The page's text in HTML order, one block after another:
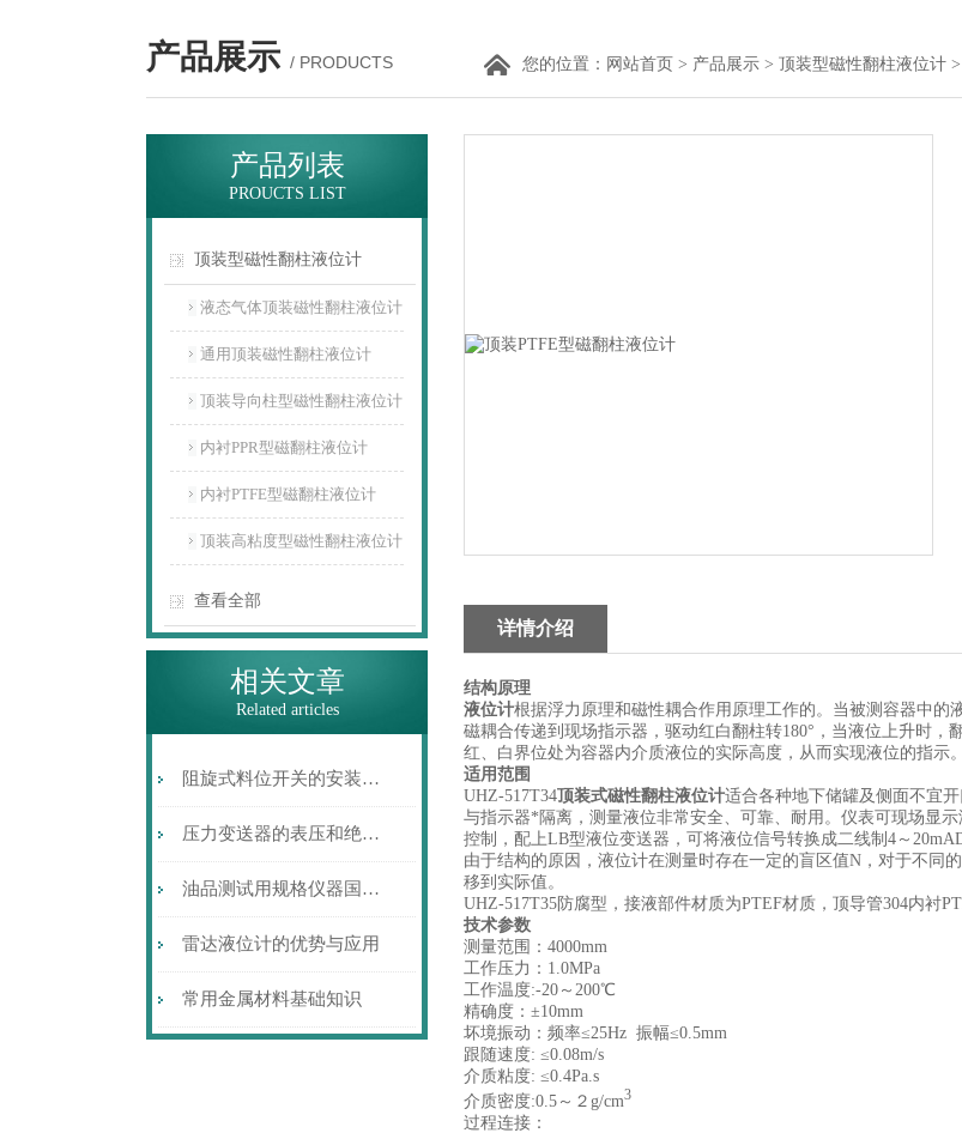
产品展示 / PRODUCTS 您的位置： 网站首页 > 产品展示 > 顶装型磁性翻柱液位计 >
产品列表
PROUCTS LIST
顶装型磁性翻柱液位计
液态气体顶装磁性翻柱液位计
通用顶装磁性翻柱液位计
顶装导向柱型磁性翻柱液位计
内衬PPR型磁翻柱液位计
内衬PTFE型磁翻柱液位计
顶装高粘度型磁性翻柱液位计
查看全部
相关文章
Related articles
阻旋式料位开关的安装注意事项
压力变送器的表压和绝压到底是什么样的概念呢？
油品测试用规格仪器国产化回眸
雷达液位计的优势与应用
常用金属材料基础知识
详情介绍
结构原理
液位计根据浮力原理和磁性耦合作用原理工作的。当被测容器中
磁耦合传递到现场指示器，驱动红白翻柱转180°，当液位上升时
红、白界位处为容器内介质液位的实际高度，从而实现液位的指示。
适用范围
UHZ-517T34顶装式磁性翻柱液位计适合各种地下储罐及侧面不宜
与指示器*隔离，测量液位非常安全、可靠、耐用。仪表可现场显
控制，配上LB型液位变送器，可将液位信号转换成二线制4～
由于结构的原因，液位计在测量时存在一定的盲区值N，对于不同
移到实际值。
UHZ-517T35防腐型，接液部件材质为PTEF材质，顶导管304内衬
技术参数
测量范围：4000mm
工作压力：1.0MPa
工作温度:-20～200℃
精确度：±10mm
坏境振动：频率≤25Hz 振幅≤0.5mm
跟随速度: ≤0.08m/s
介质粘度: ≤0.4Pa.s
介质密度:0.5～２g/cm3
过程连接：